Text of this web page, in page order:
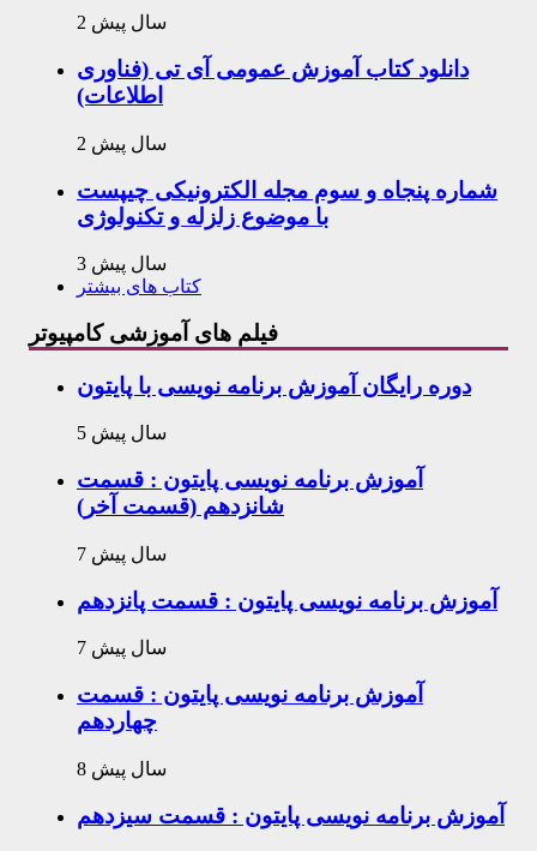
2 سال پیش
دانلود کتاب آموزش عمومی آی تی (فناوری
اطلاعات)
2 سال پیش
شماره پنجاه و سوم مجله الکترونیکی چیپست
با موضوع زلزله و تکنولوژی
3 سال پیش
کتاب های بیشتر
فیلم های آموزشی کامپیوتر
دوره رایگان آموزش برنامه نویسی با پایتون
5 سال پیش
آموزش برنامه نویسی پایتون : قسمت
شانزدهم (قسمت آخر)
7 سال پیش
آموزش برنامه نویسی پایتون : قسمت پانزدهم
7 سال پیش
آموزش برنامه نویسی پایتون : قسمت
چهاردهم
8 سال پیش
آموزش برنامه نویسی پایتون : قسمت سیزدهم